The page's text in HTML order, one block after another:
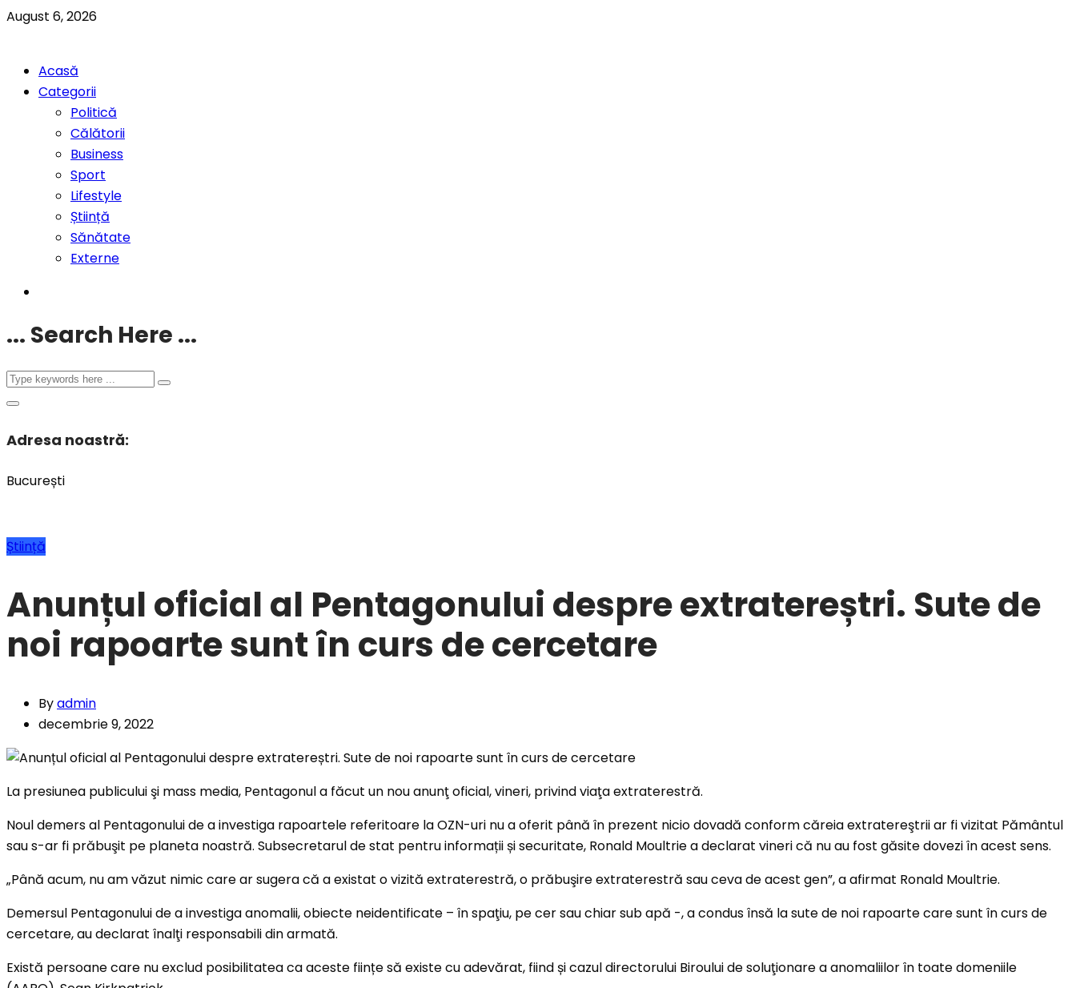
August 6, 2026
Acasă
Categorii
Politică
Călătorii
Business
Sport
Lifestyle
Știință
Sănătate
Externe
... Search Here ...
Adresa noastră:
București
Știință
Anunțul oficial al Pentagonului despre extratereștri. Sute de
noi rapoarte sunt în curs de cercetare
Byadmin
decembrie 9, 2022
La presiunea publicului şi mass media, Pentagonul a făcut un nou anunţ oficial, vineri, privind viaţa extraterestră.
Noul demers al Pentagonului de a investiga rapoartele referitoare la OZN-uri nu a oferit până în prezent nicio dovadă conform căreia extratereştrii ar fi vizitat Pământul
sau s-ar fi prăbuşit pe planeta noastră. Subsecretarul de stat pentru informații și securitate, Ronald Moultrie a declarat vineri că nu au fost găsite dovezi în acest sens.
„Până acum, nu am văzut nimic care ar sugera că a existat o vizită extraterestră, o prăbuşire extraterestră sau ceva de acest gen”, a afirmat Ronald Moultrie.
Demersul Pentagonului de a investiga anomalii, obiecte neidentificate – în spaţiu, pe cer sau chiar sub apă -, a condus însă la sute de noi rapoarte care sunt în curs de
cercetare, au declarat înalţi responsabili din armată.
Există persoane care nu exclud posibilitatea ca aceste ființe să existe cu adevărat, fiind și cazul directorului Biroului de soluţionare a anomaliilor în toate domeniile